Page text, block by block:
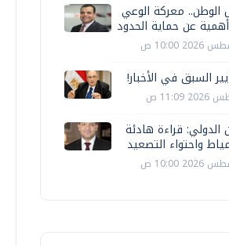
الوطن.. معركة الوعي
عن حماية الحدود
السبق في الأخبار!
الدولي: قراءة هادئة
واحتواء التصعيد